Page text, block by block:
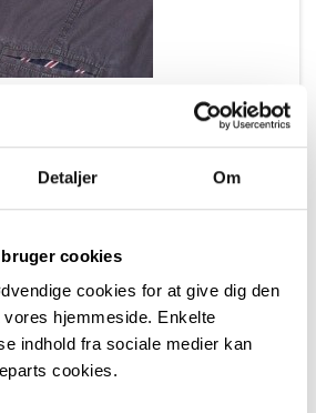
Detaljer Om
cookies
cookies for at give dig den
hjemmeside. Enkelte
indhold fra sociale medier kan
cookies.